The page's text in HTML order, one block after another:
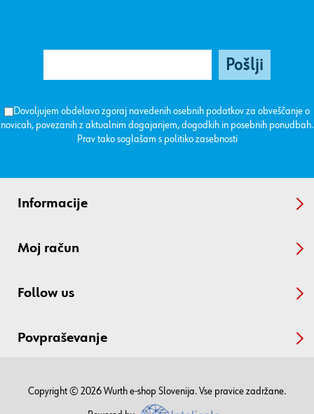
Dovoljujem obdelavo zgoraj navedenih osebnih podatkov za obveščanje o
novicah, povezanih z aktualnim dogajanjem, dogodkih in posebnih ponudbah.
Prav tako soglašam s politiko zasebnosti
Informacije
Moj račun
Follow us
Povpraševanje
Copyright © 2026 Wurth e-shop Slovenija. Vse pravice zadržane.